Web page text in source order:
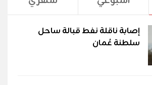
إصابة ناقلة نفط قبالة ساحل
سلطنة عُمان